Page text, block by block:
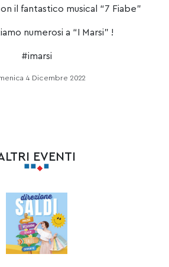
il fantastico musical “7 Fiabe”
numerosi a “I Marsi” !
#imarsi
4 Dicembre 2022
EVENTI